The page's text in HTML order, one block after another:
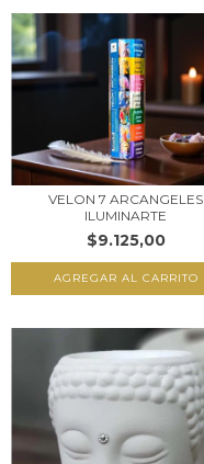
VELON 7 ARCANGELES
ILUMINARTE
$9.125,00